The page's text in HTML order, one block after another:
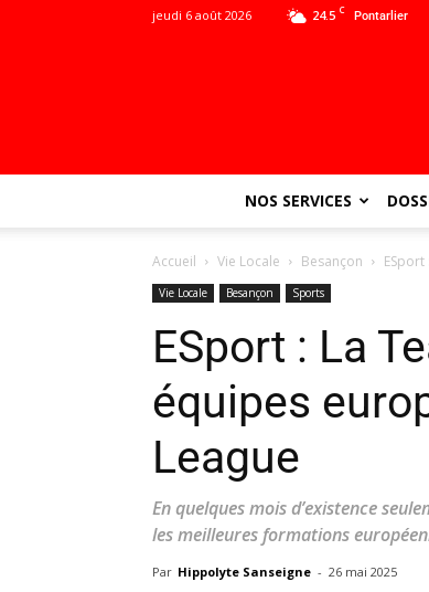
24.5 C Pontarlier
jeudi 6 août 2026
NOS SERVICES
Accueil Vie Locale Besançon
Vie Locale Besançon Sports
ESport : La
équipes
League
En quelques mois d’existence
les meilleures formations
Par Hippolyte Sanseigne - 26 mai 2025